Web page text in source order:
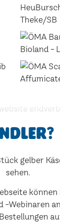
können
-Webinaren